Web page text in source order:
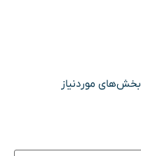
بخش‌های موردنیاز